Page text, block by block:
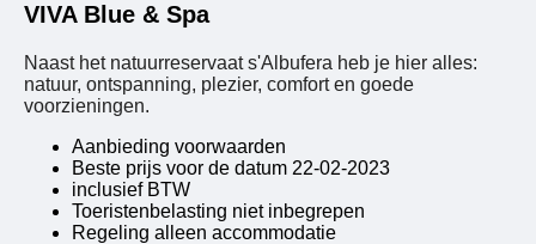
VIVA Blue & Spa
Naast het natuurreservaat s'Albufera heb je hier alles:
natuur, ontspanning, plezier, comfort en goede
voorzieningen.
Aanbieding voorwaarden
Beste prijs voor de datum 22-02-2023
inclusief BTW
Toeristenbelasting niet inbegrepen
Regeling alleen accommodatie